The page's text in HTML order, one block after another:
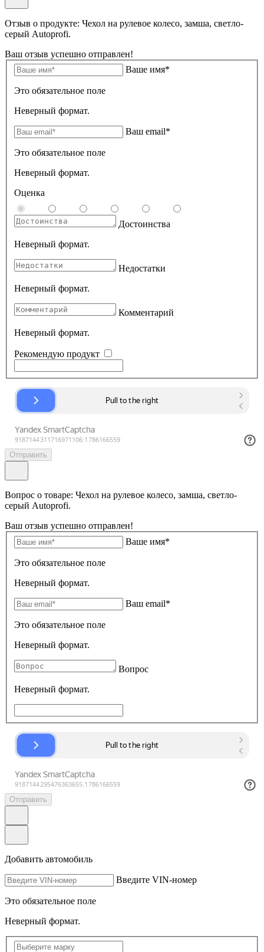
Отзыв о продукте: Чехол на рулевое колесо, замша, светло-
серый Autoprofi.
Ваш отзыв успешно отправлен!
Ваше имя*
Это обязательное поле
Неверный формат.
Ваш email*
Это обязательное поле
Неверный формат.
Оценка
Достоинства
Неверный формат.
Недостатки
Неверный формат.
Комментарий
Неверный формат.
Рекомендую продукт
Отправить
Вопрос о товаре: Чехол на рулевое колесо, замша, светло-
серый Autoprofi.
Ваш отзыв успешно отправлен!
Ваше имя*
Это обязательное поле
Неверный формат.
Ваш email*
Это обязательное поле
Неверный формат.
Вопрос
Неверный формат.
Отправить
Добавить автомобиль
Введите VIN-номер
Это обязательное поле
Неверный формат.